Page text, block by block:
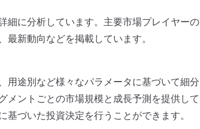
細に分析しています。主要市場プレイヤーの
新動向などを掲載しています。
用途別など様々なパラメータに基づいて細分
メントごとの市場規模と成長予測を提供して
づいた投資決定を行うことができます。